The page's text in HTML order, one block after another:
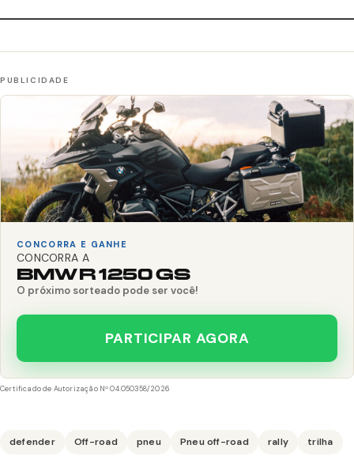
CONCORRA E GANHE
CONCORRA A
BMW R 1250 GS
O próximo sorteado pode ser você!
PARTICIPAR AGORA
Certificado de Autorização Nº 04.050358/2026
defender Off-road pneu Pneu off-road rally trilha